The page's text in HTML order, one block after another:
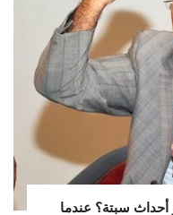
سبتة؟ عندما